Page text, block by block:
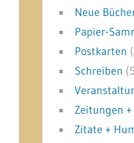
Neue
Papier-
Postkarten
Schreiben
Zeitungen
Zitate +